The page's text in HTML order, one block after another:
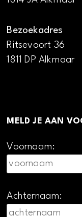
Bezoekadres
Ritsevoort 36
1811 DP Alkmaar
MELD JE AAN
Voornaam:
Achternaam: